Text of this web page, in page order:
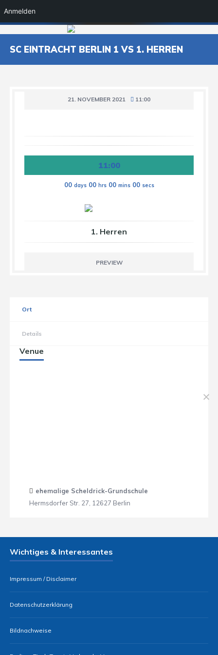
SC EINTRACHT BERLIN 1 VS 1. HERREN
21. NOVEMBER 2021 11:00
11:00
00 days 00 hrs 00 mins 00 secs
1. Herren
PREVIEW
Ort
Details
Venue
ehemalige Scheldrick-Grundschule
Hermsdorfer Str. 27, 12627 Berlin
Wichtiges & Interessantes
Impressum / Disclaimer
Datenschutzerklärung
Bildnachweise
Anmelden